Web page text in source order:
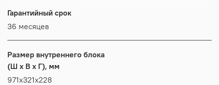
Гарантийный срок
36 месяцев
Размер внутреннего блока
(Ш x В x Г), мм
971х321х228